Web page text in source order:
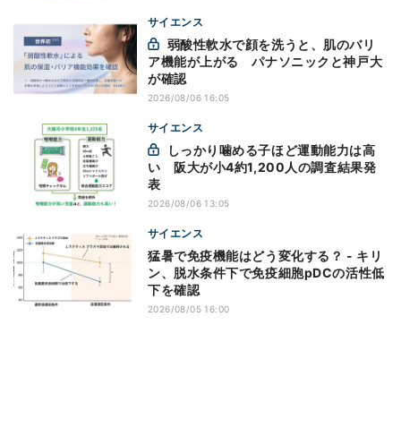
サイエンス
ア機能が上がる パナソニックと神戸大
が確認
2026/08/06 16:05
サイエンス
い 阪大が小4約1,200人の調査結果発
表
2026/08/06 13:05
サイエンス
猛暑で免疫機能はどう変化する？ - キリ
ン、脱水条件下で免疫細胞pDCの活性低
下を確認
2026/08/05 16:00